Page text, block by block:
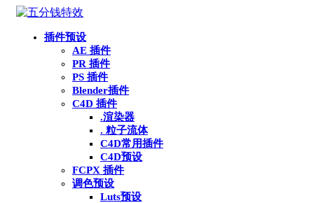
插件预设
AE 插件
PR 插件
PS 插件
Blender插件
C4D 插件
.渲染器
. 粒子流体
C4D常用插件
C4D预设
FCPX 插件
调色预设
Luts预设